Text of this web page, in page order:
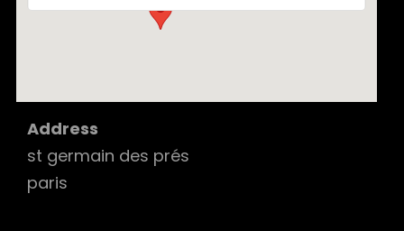
Address
st germain des prés
paris